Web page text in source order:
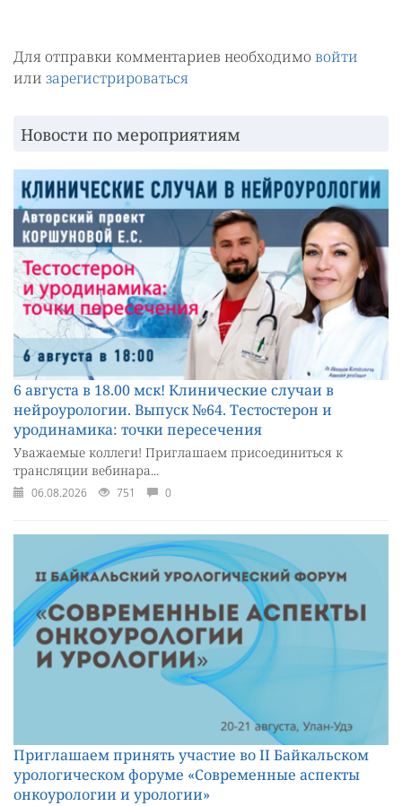
Для отправки комментариев необходимо войти
или зарегистрироваться
Новости по мероприятиям
6 августа в 18.00 мск! Клинические случаи в
нейроурологии. Выпуск №64. Тестостерон и
уродинамика: точки пересечения
Уважаемые коллеги! Приглашаем присоединиться к
трансляции вебинара...
06.08.2026 751 0
Приглашаем принять участие во II Байкальском
урологическом форуме «Современные аспекты
онкоурологии и урологии»